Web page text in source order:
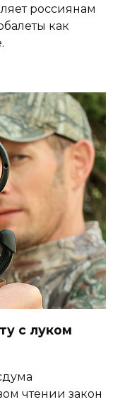
россиянам
как
с луком
чтении закон